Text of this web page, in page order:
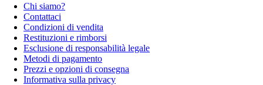
Chi siamo?
Contattaci
Condizioni di vendita
Restituzioni e rimborsi
Esclusione di responsabilità legale
Metodi di pagamento
Prezzi e opzioni di consegna
Informativa sulla privacy